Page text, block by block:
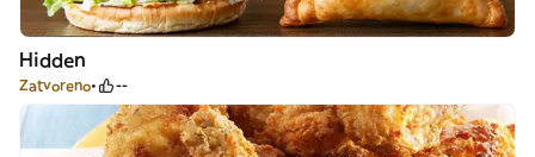
Hidden
Zatvoreno --